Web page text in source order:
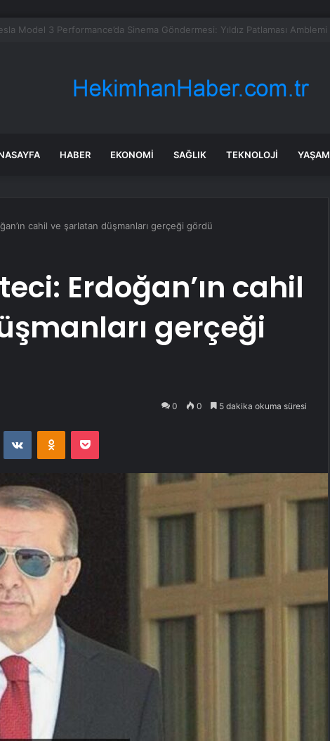
Darıca’ya Büyükşehir’den modern ulaşım yatırımı
HABER EKONOMI SAĞLIK TEKNOLOJI YAŞAM
cahil ve şarlatan düşmanları gerçeği gördü
Erdoğan’ın cahil
gerçeği
0 0 5 dakika okuma süresi
VKontakteOdnoklassniki
Pocket